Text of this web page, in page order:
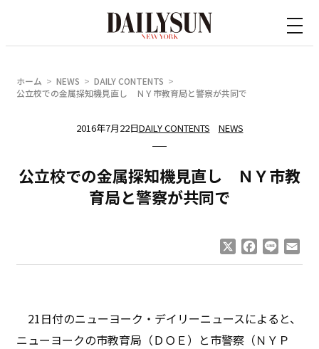
ホーム NEWS
DAILY CONTENTS
公立校での金属探知機見直し ＮＹ市教育局と警察が共同で
2016年7月22日DAILY CONTENTS NEWS
公立校での金属探知機見直し ＮＹ市教
育局と警察が共同で
Facebook
Line
21日付のニューヨーク・デイリーニュースによると、
ニューヨークの市教育局（ＤＯＥ）と市警察（ＮＹＰ